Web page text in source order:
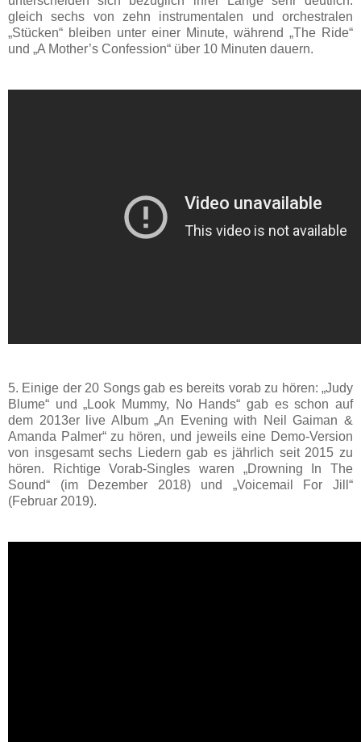
gleich sechs von zehn instrumentalen und orchestralen
„Stücken“ bleiben unter einer Minute, während „The Ride“
und „A Mother’s Confession“ über 10 Minuten dauern.
5. Einige der 20 Songs gab es bereits vorab zu hören: „Judy
Blume“ und „Look Mummy, No Hands“ gab es schon auf
dem 2013er live Album „An Evening with Neil Gaiman &
Amanda Palmer“ zu hören, und jeweils eine Demo-Version
von insgesamt sechs Liedern gab es jährlich seit 2015 zu
hören. Richtige Vorab-Singles waren „Drowning In The
Sound“ (im Dezember 2018) und „Voicemail For Jill“
(Februar 2019).